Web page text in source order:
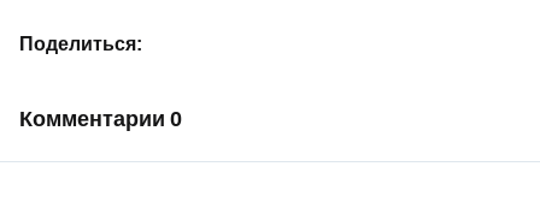
Поделиться
Комментарии 0